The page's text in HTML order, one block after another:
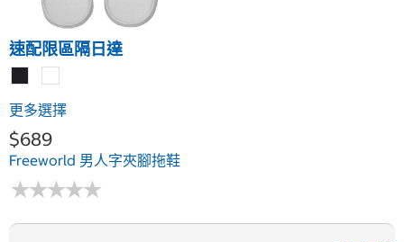
速配限區隔日達
更多選擇
$689
Freeworld 男人字夾腳拖鞋
★★★★★
★★★★★